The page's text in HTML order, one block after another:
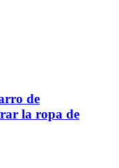
de
la ropa de